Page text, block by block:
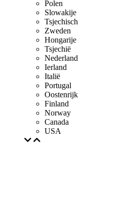
Polen
Slowakije
Tsjechisch
Zweden
Hongarije
Tsjechië
Nederland
Ierland
Italië
Portugal
Oostenrijk
Finland
Norway
Canada
USA